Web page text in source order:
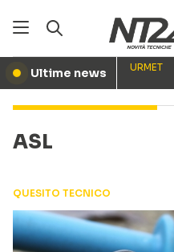
● Ultime news URMET
ASL
QUESITO TECNICO